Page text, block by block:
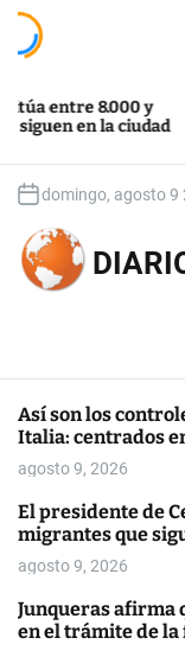
c
8.000 y
en la ciudad
domingo, agosto 9
Así son los
Italia: centrados
agosto 9, 2026
El presidente de
migrantes que
agosto 9, 2026
Junqueras afirma
en el trámite de